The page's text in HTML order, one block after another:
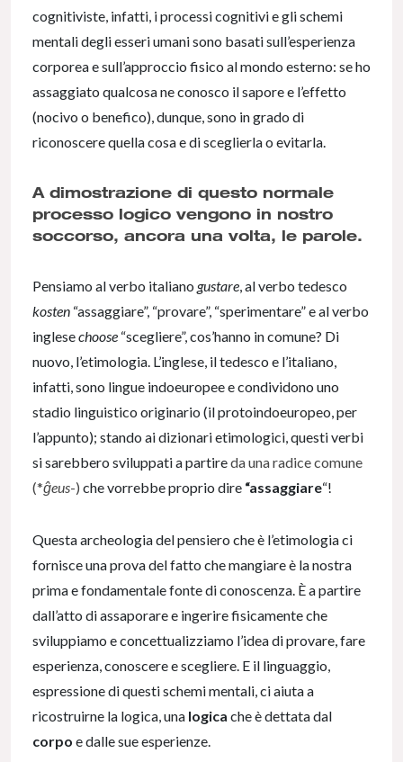
cognitiviste, infatti, i processi cognitivi e gli schemi
mentali degli esseri umani sono basati sull’esperienza
corporea e sull’approccio fisico al mondo esterno: se ho
assaggiato qualcosa ne conosco il sapore e l’effetto
(nocivo o benefico), dunque, sono in grado di
riconoscere quella cosa e di sceglierla o evitarla.
A dimostrazione di questo normale
processo logico vengono in nostro
soccorso, ancora una volta, le parole.
Pensiamo al verbo italiano gustare , al verbo tedesco
kosten “assaggiare”, “provare”, “sperimentare” e al verbo
inglesechoose “scegliere”, cos’hanno in comune? Di
nuovo, l’etimologia. L’inglese, il tedesco e l’italiano,
infatti, sono lingue indoeuropee e condividono uno
stadio linguistico originario (il protoindoeuropeo, per
l’appunto); stando ai dizionari etimologici, questi verbi
si sarebbero sviluppati a partireda una radice comune
(*ĝeus-) che vorrebbe proprio dire “assaggiare“!
Questa archeologia del pensiero che è l’etimologia ci
fornisce una prova del fatto che mangiare è la nostra
prima e fondamentale fonte di conoscenza. È a partire
dall’atto di assaporare e ingerire fisicamente che
sviluppiamo e concettualizziamo l’idea di provare, fare
esperienza, conoscere e scegliere. E il linguaggio,
espressione di questi schemi mentali, ci aiuta a
ricostruirne la logica, una logica che è dettata dal
corpo e dalle sue esperienze.